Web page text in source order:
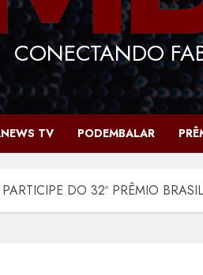
CONECTANDO
TV PODEMBALAR
PARTICIPE DO 32º PRÊMIO